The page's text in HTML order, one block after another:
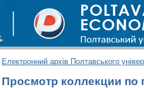
Електронний архів Полтавського
Просмотр коллекции